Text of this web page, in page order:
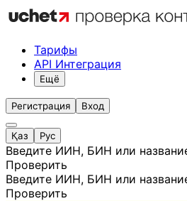
Тарифы
API Интеграция
Ещё
Регистрация Вход
Қаз Рус
Введите ИИН, БИН или
Проверить
Введите ИИН, БИН или
Проверить